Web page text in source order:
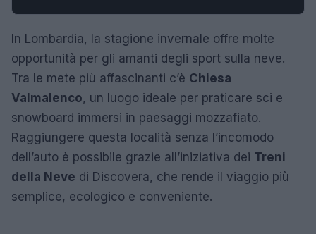
In Lombardia, la stagione invernale offre molte
opportunità per gli amanti degli sport sulla neve.
Tra le mete più affascinanti c’è Chiesa
Valmalenco, un luogo ideale per praticare sci e
snowboard immersi in paesaggi mozzafiato.
Raggiungere questa località senza l’incomodo
dell’auto è possibile grazie all’iniziativa dei Treni
della Neve di Discovera, che rende il viaggio più
semplice, ecologico e conveniente.